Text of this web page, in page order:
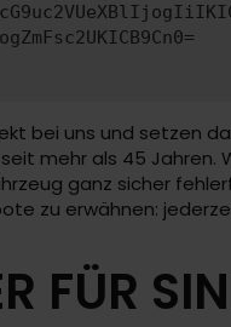
bei uns und setzen
mehr als 45 Jahren.
ganz sicher
zu erwähnen:
FÜR